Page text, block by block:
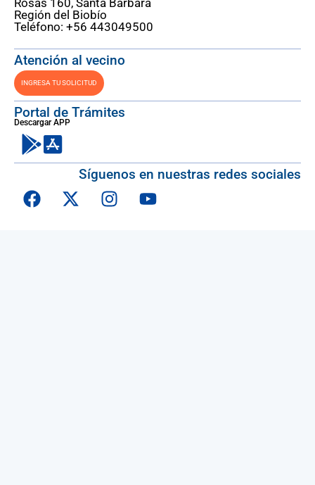
Rosas 160, Santa Bárbara
Región del Biobío
Teléfono: +56 443049500
Atención al vecino
INGRESA TU SOLICITUD
Portal de Trámites
Descargar APP
Síguenos en nuestras redes sociales